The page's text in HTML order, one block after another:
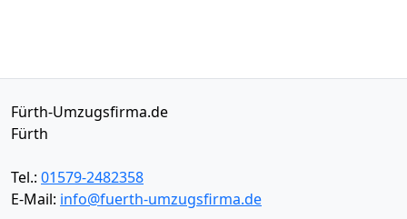
Fürth-Umzugsfirma.de
Fürth
Tel.: 01579-2482358
E-Mail: info@fuerth-umzugsfirma.de